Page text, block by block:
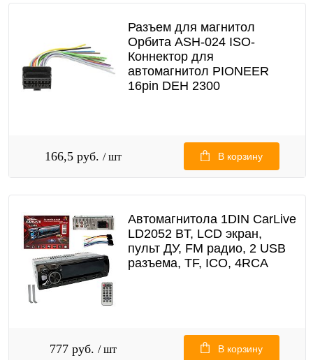
Разъем для магнитол
Орбита ASH-024 ISO-
Коннектор для
автомагнитол PIONEER
16pin DEH 2300
166,5 руб. / шт В корзину
Автомагнитола 1DIN CarLive
LD2052 BT, LCD экран,
пульт ДУ, FM радио, 2 USB
разъема, TF, ICO, 4RCA
777 руб. / шт В корзину